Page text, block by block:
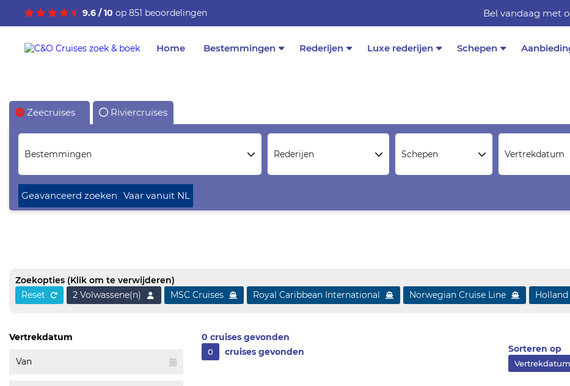
9.6 / 10 op 851 beoordelingen Bel vandaag met
Home Bestemmingen Rederijen Luxe rederijen Schepen
Zeecruises Riviercruises
Bestemmingen Rederijen Schepen Vertrekdatum
Geavanceerd zoeken Vaar vanuit NL
Zoekopties (Klik om te verwijderen)
Reset
2 Volwassene(n) MSC Cruises Royal Caribbean International Norwegian Cruise Line
Vertrekdatum
Van
0 cruises gevonden
0 cruises gevonden Sorteren op
Vertrekdatum